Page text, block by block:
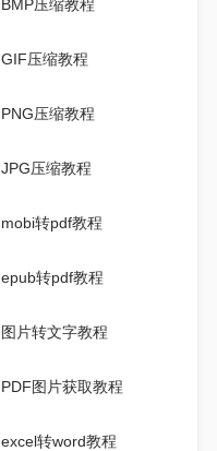
BMP压缩教程
GIF压缩教程
PNG压缩教程
JPG压缩教程
mobi转pdf教程
epub转pdf教程
图片转文字教程
PDF图片获取教程
excel转word教程